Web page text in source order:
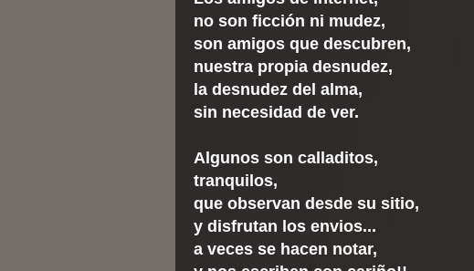
no son ficción ni mudez,
son amigos que descubren,
nuestra propia desnudez,
la desnudez del alma,
sin necesidad de ver.
Algunos son calladitos,
tranquilos,
que observan desde su sitio,
y disfrutan los envios...
a veces se hacen notar,